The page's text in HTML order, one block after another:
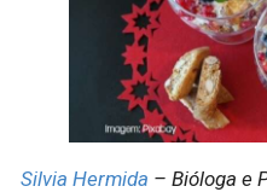
Silvia Hermida – Bióloga e